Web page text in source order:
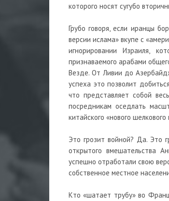
которого носят сугубо
Грубо говоря, если иранцы
версии ислама» вкупе с
игнорировании Израиля,
признаваемого арабами
Везде. От Ливии до
успеха это позволит
что представляет собой
посредникам оседлать
китайского «нового шелкового
Это грозит войной? Да. Это
открытого вмешательства
успешно отработали свою
собственное местное
Кто «шатает трубу» во